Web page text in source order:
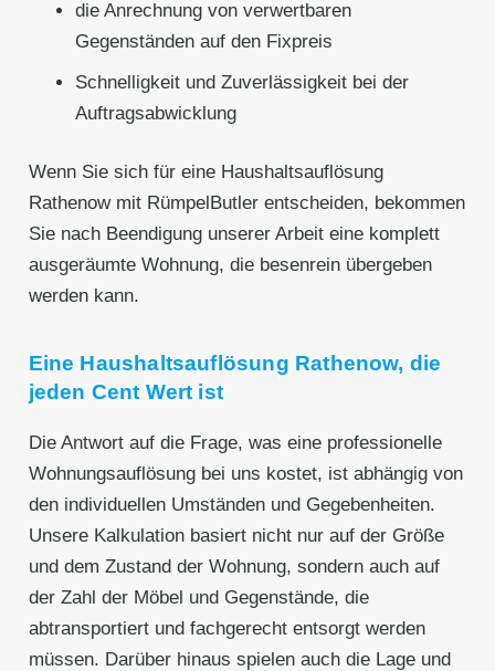
die Anrechnung von verwertbaren
Gegenständen auf den Fixpreis
Schnelligkeit und Zuverlässigkeit bei der
Auftragsabwicklung
Wenn Sie sich für eine Haushaltsauflösung
Rathenow mit RümpelButler entscheiden, bekommen
Sie nach Beendigung unserer Arbeit eine komplett
ausgeräumte Wohnung, die besenrein übergeben
werden kann.
Eine Haushaltsauflösung Rathenow, die
jeden Cent Wert ist
Die Antwort auf die Frage, was eine professionelle
Wohnungsauflösung bei uns kostet, ist abhängig von
den individuellen Umständen und Gegebenheiten.
Unsere Kalkulation basiert nicht nur auf der Größe
und dem Zustand der Wohnung, sondern auch auf
der Zahl der Möbel und Gegenstände, die
abtransportiert und fachgerecht entsorgt werden
müssen. Darüber hinaus spielen auch die Lage und